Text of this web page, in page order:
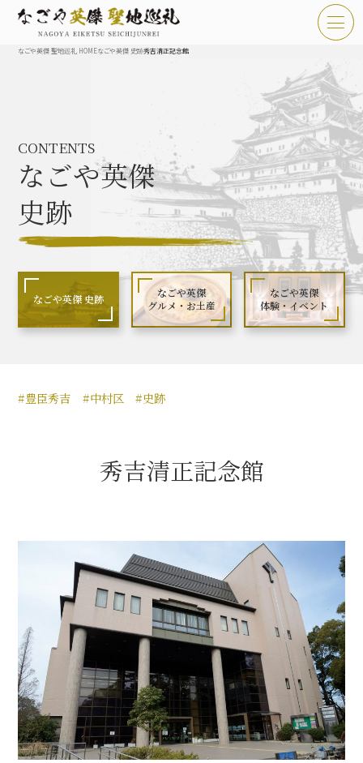
なごや英傑 聖地巡礼とは
なごや英傑 史跡 一覧
なごや英傑 グルメ・土産 一覧
なごや英傑 体験・イベント
秀長関連 史跡 一覧
名古屋＜秀長＞観光モデルコース
豊臣秀吉と名古屋の関係
秀吉関連 史跡 一覧
秀吉グルメ・土産 一覧
秀吉功路
なごや英傑 聖地巡礼 HOMEなごや英傑 史跡秀吉清正記念館
CONTENTS
なごや英傑
史跡
なごや英傑 史跡
なごや英傑
グルメ・お土産
なごや英傑
体験・イベント
#豊臣秀吉 #中村区 #史跡
秀吉清正記念館